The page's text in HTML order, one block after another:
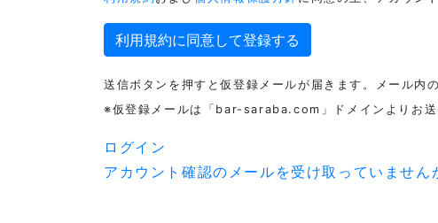
送信ボタンを押すと仮登録メールが届きます。メール内
※仮登録メールは「bar-saraba.com」ドメインよりお送
ログイン
アカウント確認のメールを受け取っていません